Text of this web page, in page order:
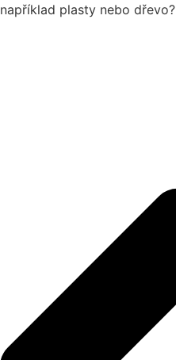
například plasty nebo dřevo?